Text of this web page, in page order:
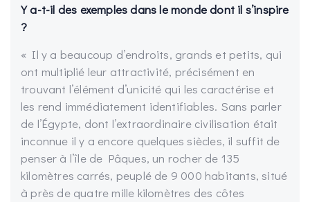
Y a-t-il des exemples dans le monde dont il s’inspire
?
« Il y a beaucoup d’endroits, grands et petits, qui
ont multiplié leur attractivité, précisément en
trouvant l’élément d’unicité qui les caractérise et
les rend immédiatement identifiables. Sans parler
de l’Égypte, dont l’extraordinaire civilisation était
inconnue il y a encore quelques siècles, il suffit de
penser à l’île de Pâques, un rocher de 135
kilomètres carrés, peuplé de 9 000 habitants, situé
à près de quatre mille kilomètres des côtes